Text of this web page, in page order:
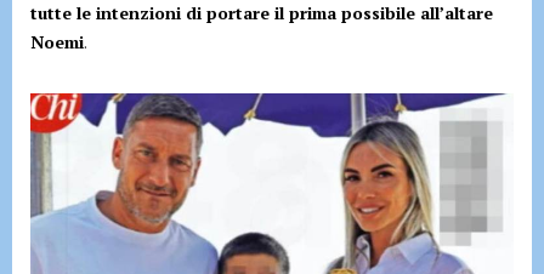
tutte le intenzioni di portare il prima possibile all’altare
Noemi.